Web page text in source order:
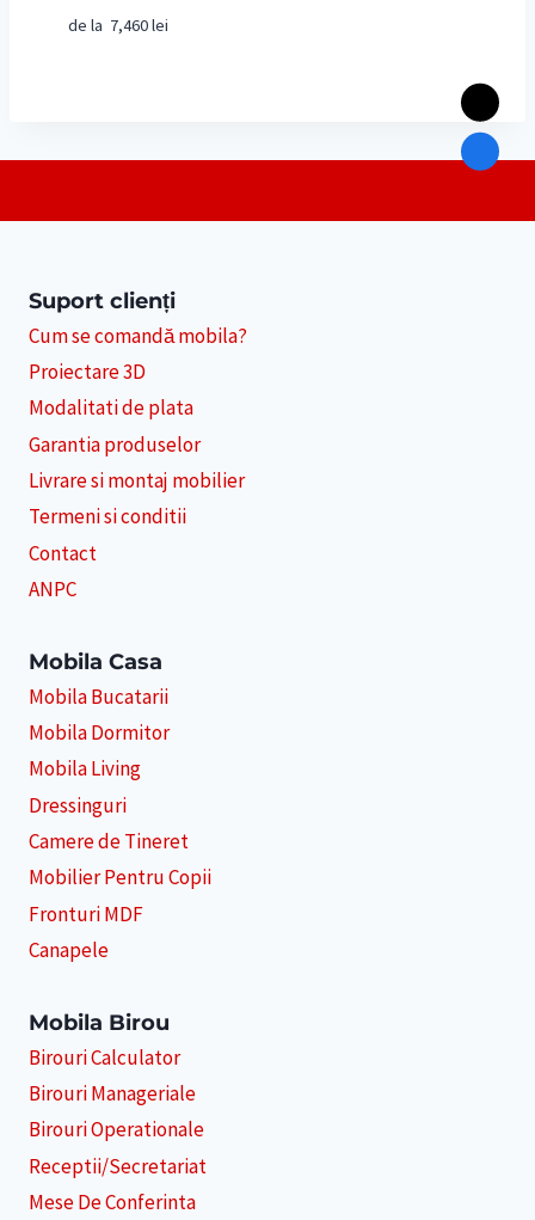
de la 7,460lei
Suport clienți
Cum se comandă mobila?
Proiectare 3D
Modalitati de plata
Garantia produselor
Livrare si montaj mobilier
Termeni si conditii
Contact
ANPC
Mobila Casa
Mobila Bucatarii
Mobila Dormitor
Mobila Living
Dressinguri
Camere de Tineret
Mobilier Pentru Copii
Fronturi MDF
Canapele
Mobila Birou
Birouri Calculator
Birouri Manageriale
Birouri Operationale
Receptii/Secretariat
Mese De Conferinta